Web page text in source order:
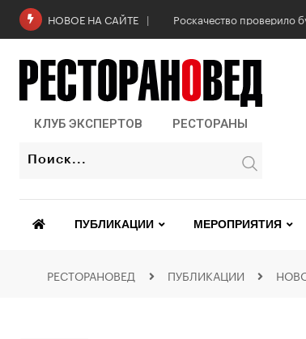
НОВОЕ НА САЙТЕ 6 августа: Всемирный
КЛУБ ЭКСПЕРТОВ РЕСТОРАНЫ
ПУБЛИКАЦИИ МЕРОПРИЯТИЯ
РЕСТОРАНОВЕД ПУБЛИКАЦИИ